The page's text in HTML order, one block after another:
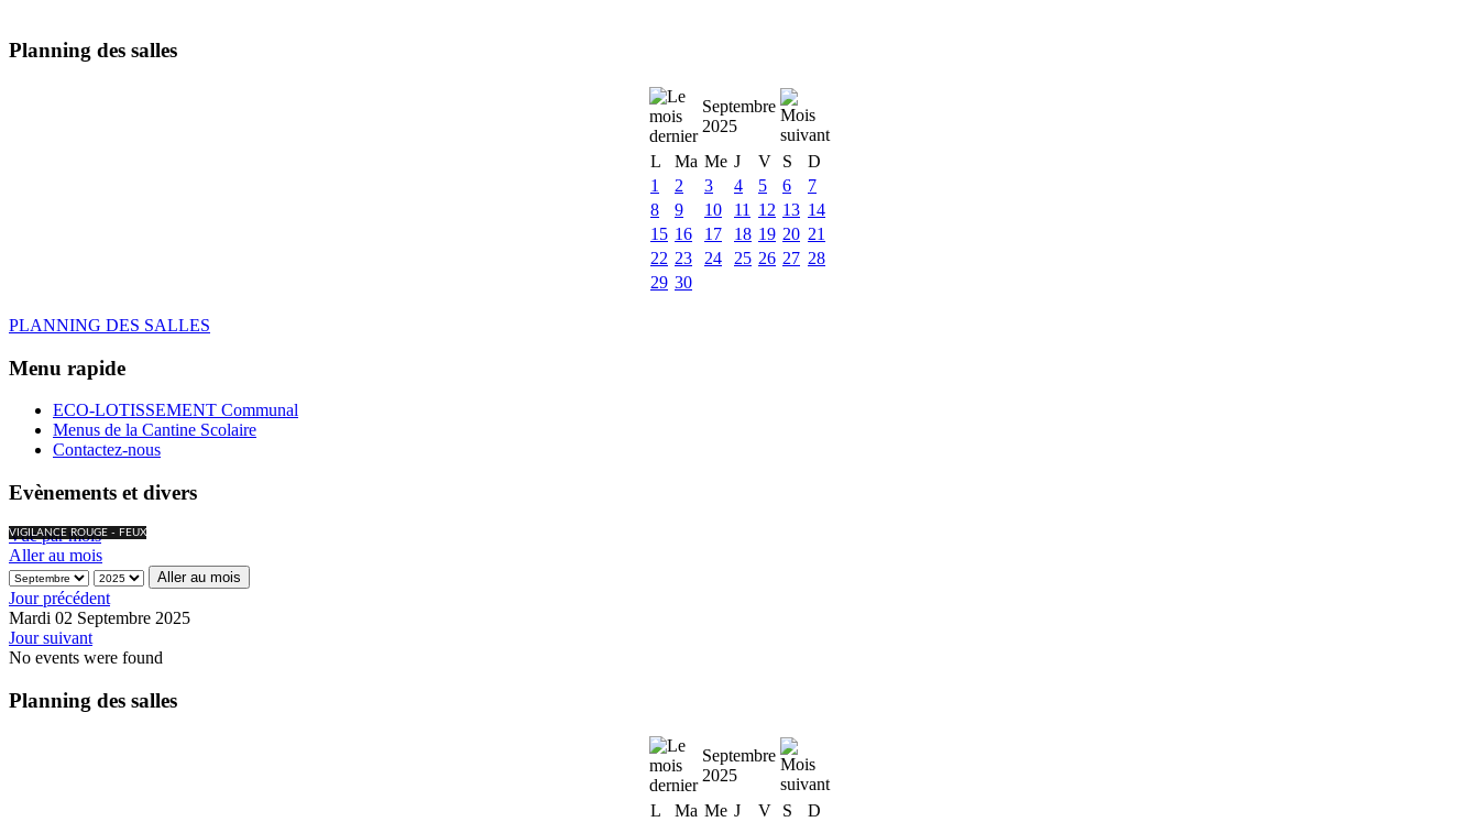
Planning des salles
Septembre
2025
L
Ma Me J V S
D
1
2 3 4 5 6
7
8
9 10 11 12 13 14
15 16 17 18 19 20 21
22 23 24 25 26 27 28
29 30
PLANNING DES SALLES
Menu rapide
ECO-LOTISSEMENT Communal
Menus de la Cantine Scolaire
Contactez-nous
Evènements et divers
VIGILANCE ROUGE - FEUX
Vue par mois
Aller au mois
Aller au mois
Jour précédent
Mardi 02 Septembre 2025
Jour suivant
No events were found
Planning des salles
Septembre
2025
L
Ma Me J V S
D